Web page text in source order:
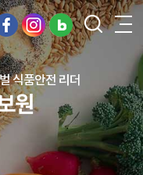
상의 행복을
지킴이
식품안전 리더
원